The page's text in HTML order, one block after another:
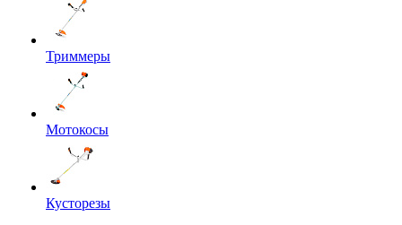
Триммеры
Мотокосы
Кусторезы